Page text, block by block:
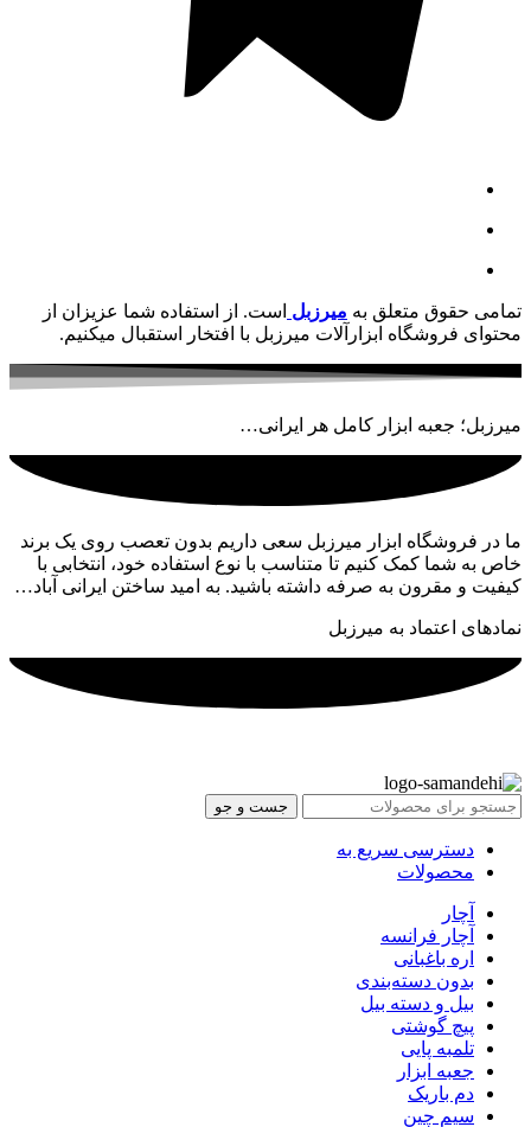
تمامی حقوق متعلق به میرزبل است. از استفاده شما عزیزان از
محتوای فروشگاه ابزارآلات میرزبل با افتخار استقبال میکنیم.
میرزبل؛ جعبه ابزار کامل هر ایرانی…
ما در فروشگاه ابزار میرزبل سعی داریم بدون تعصب روی یک برند
خاص به شما کمک کنیم تا متناسب با نوع استفاده خود، انتخابی با
کیفیت و مقرون به صرفه داشته باشید. به امید ساختن ایرانی آباد…
نمادهای اعتماد به میرزبل
جست و جو
دسترسی سریع به
محصولات
آچار
آچار فرانسه
اره باغبانی
بدون دسته‌بندی
بیل و دسته بیل
پیچ گوشتی
تلمبه پایی
جعبه ابزار
دم باریک
سیم چین